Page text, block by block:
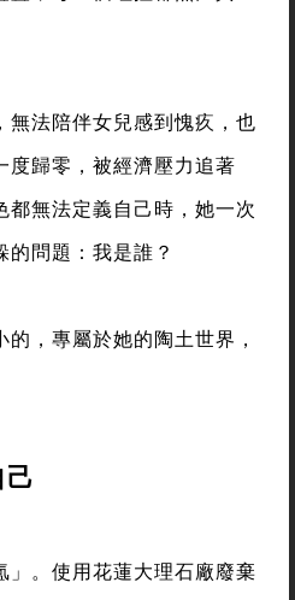
無法陪伴女兒感到愧疚，也
度歸零，被經濟壓力追著
都無法定義自己時，她一次
的問題：我是誰？
，專屬於她的陶土世界，
」。使用花蓮大理石廠廢棄